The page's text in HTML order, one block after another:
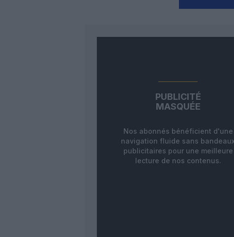
PUBLICITÉ
MASQUÉE
Nos abonnés bénéficient d'une
navigation fluide sans
publicitaires pour une meilleure
lecture de nos contenus.